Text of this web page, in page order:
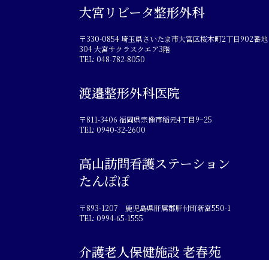
大宮リビータ整形外科
〒330-0854 埼玉県さいたま市大宮区桜木町2丁目902番地
304 大宮サクラスクエア3階
TEL: 048-782-8050
渡邉整形外科医院
〒811-3406 福岡県宗像市稲元4丁目9−25
TEL: 0940-32-2600
高山訪問看護ステーション
たんぽぽ
〒893-1207 鹿児島県肝属郡肝付町新富550-1
TEL: 0994-65-1555
介護老人保健施設 老春苑